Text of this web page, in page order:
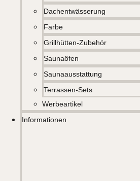
Dachentwässerung
Farbe
Grillhütten-Zubehör
Saunaöfen
Saunaausstattung
Terrassen-Sets
Werbeartikel
Informationen